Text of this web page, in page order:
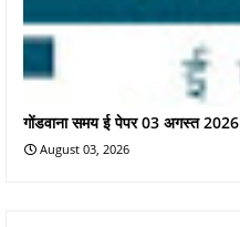
गोंडवाना समय ई पेपर 03 अगस्त 2026
August 03, 2026